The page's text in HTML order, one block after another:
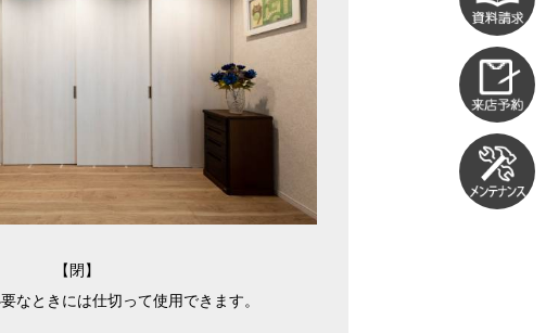
【閉】
なときには仕切って使用できます。